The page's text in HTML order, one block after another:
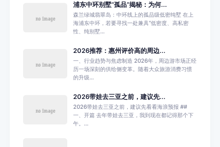
浦东中环别墅“孤品”揭秘：为何...
森兰绿城翡翠岛：中环线上的孤品级低密纯墅 在上
海浦东中环，若要寻找一处兼具“低密度、高私密
性、纯别墅...
2026推荐：惠州评价高的周边...
一、行业趋势与焦虑制造 2026年，周边游市场正经
历一场深刻的供给侧变革。随着大众旅游消费习惯
的升级...
2026带娃去三亚之前，建议先...
2026带娃去三亚之前，建议先看看海浪预报 ##
一、开篇 去年带娃去三亚，我到现在都记得那个下
午。...